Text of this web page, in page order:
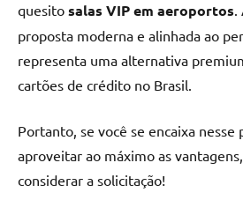
quesito salas VIP em aeroportos.
proposta moderna e alinhada ao
representa uma alternativa
cartões de crédito no Brasil.
Portanto, se você se encaixa nesse
aproveitar ao máximo as
considerar a solicitação!